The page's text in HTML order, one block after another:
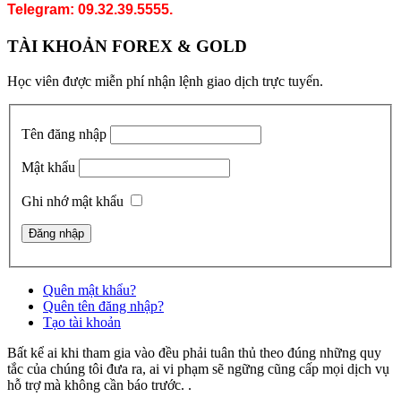
Telegram: 09.32.39.5555.
TÀI KHOẢN FOREX & GOLD
Học viên được miễn phí nhận lệnh giao dịch trực tuyến.
Tên đăng nhập
Mật khẩu
Ghi nhớ mật khẩu
Quên mật khẩu?
Quên tên đăng nhập?
Tạo tài khoản
Bất kể ai khi tham gia vào đều phải tuân thủ theo đúng những quy
tắc của chúng tôi đưa ra, ai vi phạm sẽ ngững cũng cấp mọi dịch vụ
hỗ trợ mà không cần báo trước. .